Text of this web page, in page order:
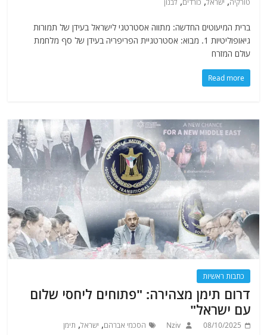
טורקיה ישראל כורדים לבנון
ברית המיעוטים החדשה: מתווה אסטרטגי לישראל בעידן של תמורות
גיאופוליטיות ​1. מבוא: אסטרטגיית הפריפריה בעידן של סף מלחמת
עולם ​המזרח
Read more
כתבות ראשיות
דרום תימן מצהירה: "פתוחים ליחסי שלום
עם ישראל"
08/10/2025
Nziv הסכמי אברהם, ישראל, תימן